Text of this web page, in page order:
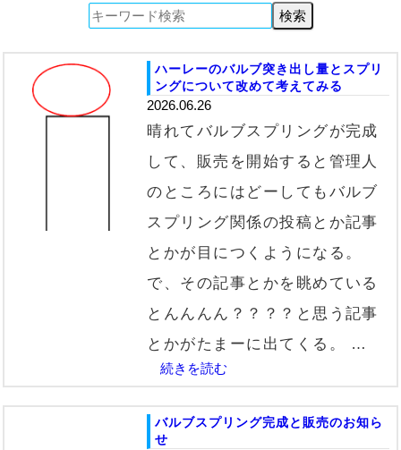
ハーレーのバルブ突き出し量とスプリ
ングについて改めて考えてみる
2026.06.26
晴れてバルブスプリングが完成
して、販売を開始すると管理人
のところにはどーしてもバルブ
スプリング関係の投稿とか記事
とかが目につくようになる。
で、その記事とかを眺めている
とんんんん？？？？と思う記事
とかがたまーに出てくる。 …
続きを読む
バルブスプリング完成と販売のお知ら
せ